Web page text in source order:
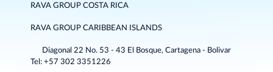
RAVA GROUP COSTA RICA
RAVA GROUP CARIBBEAN ISLANDS
Diagonal 22 No. 53 - 43 El Bosque, Cartagena - Bolivar
Tel: +57 302 3351226